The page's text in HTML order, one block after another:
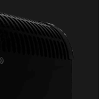
до 99% вартості